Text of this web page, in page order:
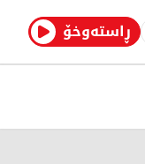
ڕاستەوخۆ